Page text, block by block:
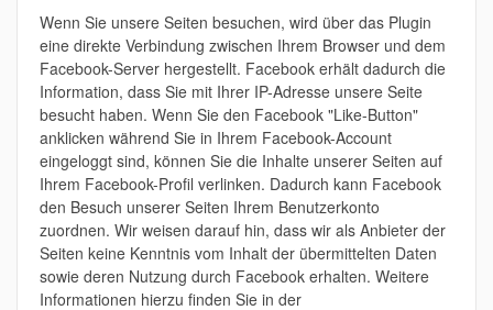
Wenn Sie unsere Seiten besuchen, wird über das Plugin
eine direkte Verbindung zwischen Ihrem Browser und dem
Facebook-Server hergestellt. Facebook erhält dadurch die
Information, dass Sie mit Ihrer IP-Adresse unsere Seite
besucht haben. Wenn Sie den Facebook "Like-Button"
anklicken während Sie in Ihrem Facebook-Account
eingeloggt sind, können Sie die Inhalte unserer Seiten auf
Ihrem Facebook-Profil verlinken. Dadurch kann Facebook
den Besuch unserer Seiten Ihrem Benutzerkonto
zuordnen. Wir weisen darauf hin, dass wir als Anbieter der
Seiten keine Kenntnis vom Inhalt der übermittelten Daten
sowie deren Nutzung durch Facebook erhalten. Weitere
Informationen hierzu finden Sie in der